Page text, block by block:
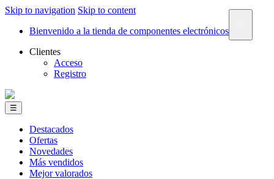
Skip to navigation Skip to content
Bienvenido a la tienda de componentes electrónicos
Clientes
Acceso
Registro
☰
Destacados
Ofertas
Novedades
Más vendidos
Mejor valorados